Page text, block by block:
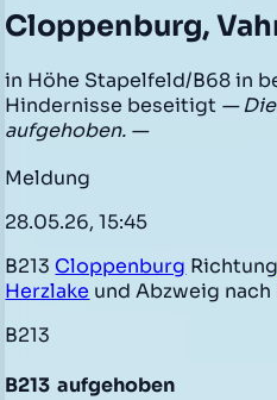
Cloppenburg,
in Höhe Stapelfeld/B68 in
Hindernisse beseitigt —
aufgehoben. —
Meldung
28.05.26, 15:45
B213 Cloppenburg Richtung
Herzlake und Abzweig nach
B213
B213 aufgehoben